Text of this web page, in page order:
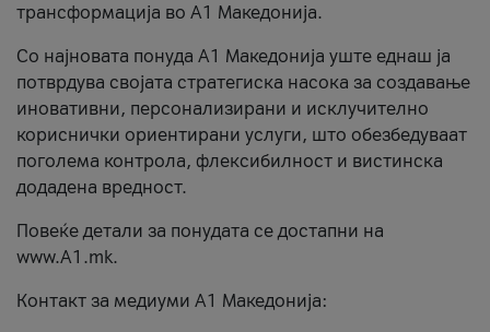
трансформација во А1 Македонија.
Со најновата понуда А1 Македонија уште еднаш ја
потврдува својата стратегиска насока за создавање
иновативни, персонализирани и исклучително
кориснички ориентирани услуги, што обезбедуваат
поголема контрола, флексибилност и вистинска
додадена вредност.
Повеќе детали за понудата се достапни на
www.А1.mk.
Контакт за медиуми А1 Македонија: